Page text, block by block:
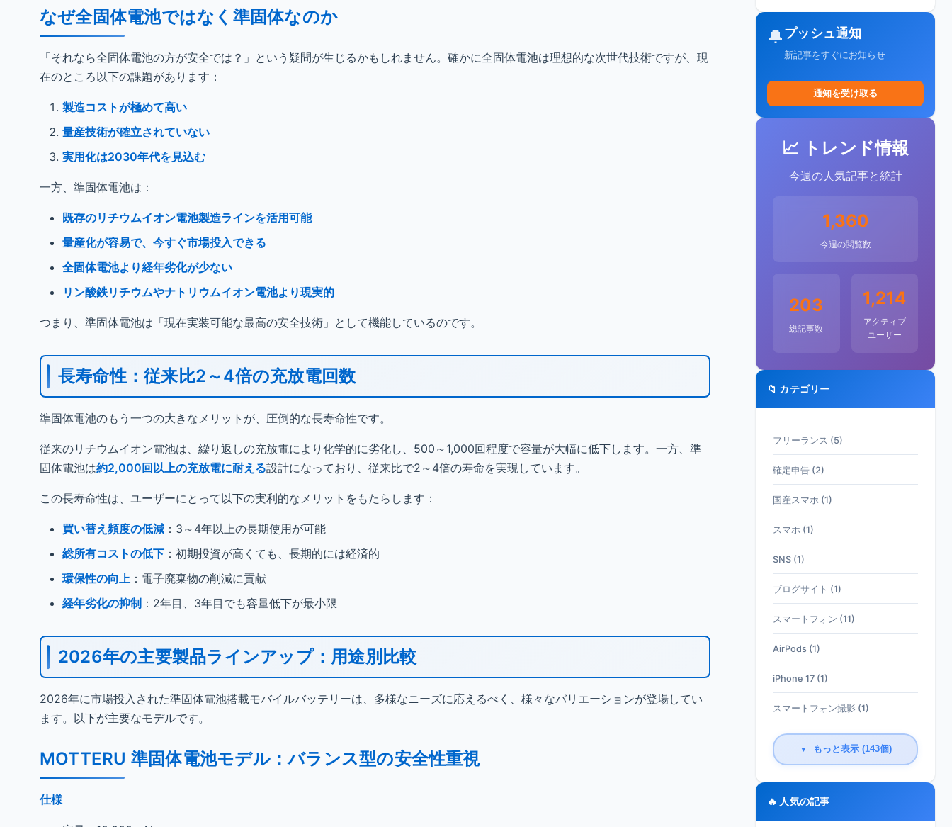
なぜ全固体電池ではなく準固体なのか
「それなら全固体電池の方が安全では？」という疑問が生じるかもしれません。確かに全固体電池は理想的な次世代技術ですが、現
在のところ以下の課題があります：
製造コストが極めて高い
量産技術が確立されていない
実用化は2030年代を見込む
一方、準固体電池は：
既存のリチウムイオン電池製造ラインを活用可能
量産化が容易で、今すぐ市場投入できる
全固体電池より経年劣化が少ない
リン酸鉄リチウムやナトリウムイオン電池より現実的
つまり、準固体電池は「現在実装可能な最高の安全技術」として機能しているのです。
長寿命性：従来比2～4倍の充放電回数
準固体電池のもう一つの大きなメリットが、圧倒的な長寿命性です。
従来のリチウムイオン電池は、繰り返しの充放電により化学的に劣化し、500～1,000回程度で容量が大幅に低下します。一方、準
固体電池は約2,000回以上の充放電に耐える設計になっており、従来比で2～4倍の寿命を実現しています。
この長寿命性は、ユーザーにとって以下の実利的なメリットをもたらします：
買い替え頻度の低減 ：3～4年以上の長期使用が可能
総所有コストの低下 ：初期投資が高くても、長期的には経済的
環保性の向上 ：電子廃棄物の削減に貢献
経年劣化の抑制 ：2年目、3年目でも容量低下が最小限
2026年の主要製品ラインアップ：用途別比較
2026年に市場投入された準固体電池搭載モバイルバッテリーは、多様なニーズに応えるべく、様々なバリエーションが登場してい
ます。以下が主要なモデルです。
MOTTERU 準固体電池モデル：バランス型の安全性重視
仕様
🔔プッシュ通知
新記事をすぐにお知らせ
通知を受け取る
📈 トレンド情報
今週の人気記事と統計
1,360
今週の閲覧数
203
総記事数
1,214
アクティブ
ユーザー
📁 カテゴリー
フリーランス (5)
確定申告 (2)
国産スマホ (1)
スマホ (1)
SNS (1)
ブログサイト (1)
スマートフォン (11)
AirPods (1)
iPhone 17 (1)
スマートフォン撮影 (1)
▼ もっと表示 (143個)
🔥 人気の記事